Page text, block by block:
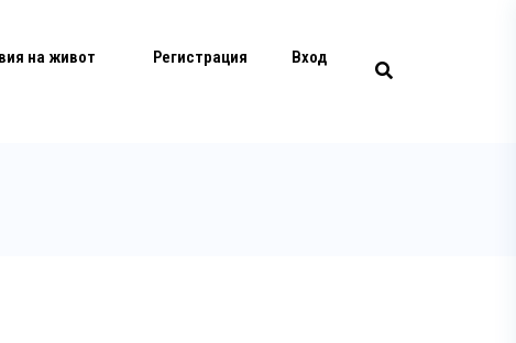
на живот Регистрация Вход